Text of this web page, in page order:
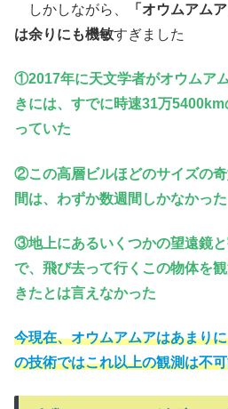
しかしながら、
「オウムアム
は余りにも機敏すぎました
①2017年に天文学者がオウムア
きには、すでに時速31万
っていた
②この高層ビルほどのサイズの
間は、わずか数週間しかなかった
③地上にあるいくつかの望遠鏡
で、飛び去って行くこの物体を
きたとは言えなかった
今現在、オウムアムアはあまり
の技術ではこれ以上の観測は不